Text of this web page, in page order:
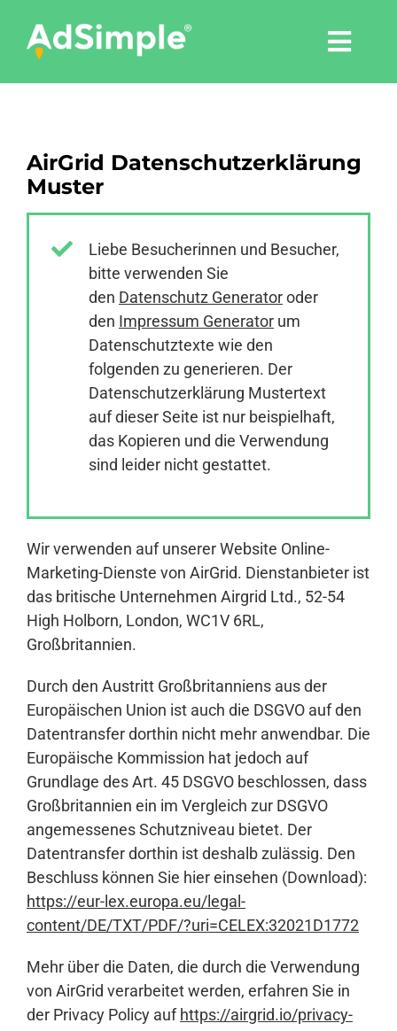
content
Tools
Pressemitteilungen
Anmelden
AirGrid Datenschutzerklärung
Muster
Liebe Besucherinnen und Besucher,
bitte verwenden Sie
den Datenschutz Generatoroder
den Impressum Generator um
Datenschutztexte wie den
folgenden zu generieren. Der
Datenschutzerklärung Mustertext
auf dieser Seite ist nur beispielhaft,
das Kopieren und die Verwendung
sind leider nicht gestattet.
Wir verwenden auf unserer Website Online-
Marketing-Dienste von AirGrid. Dienstanbieter ist
das britische Unternehmen Airgrid Ltd., 52-54
High Holborn, London, WC1V 6RL,
Großbritannien.
Durch den Austritt Großbritanniens aus der
Europäischen Union ist auch die DSGVO auf den
Datentransfer dorthin nicht mehr anwendbar. Die
Europäische Kommission hat jedoch auf
Grundlage des Art. 45 DSGVO beschlossen, dass
Großbritannien ein im Vergleich zur DSGVO
angemessenes Schutzniveau bietet. Der
Datentransfer dorthin ist deshalb zulässig. Den
Beschluss können Sie hier einsehen (Download):
https://eur-lex.europa.eu/legal-
content/DE/TXT/PDF/?uri=CELEX:32021D1772
Mehr über die Daten, die durch die Verwendung
von AirGrid verarbeitet werden, erfahren Sie in
der Privacy Policy auf https://airgrid.io/privacy-